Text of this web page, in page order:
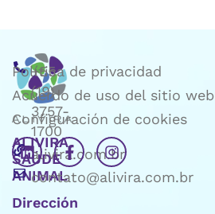
ALIVIRA
SAÚDE
ANIMAL
Dirección
+55
(19)
3757-
1700
alivira.com.br
contato@alivira.com.br
Política de privacidad
Acuerdo de uso del sitio web
Configuración de cookies